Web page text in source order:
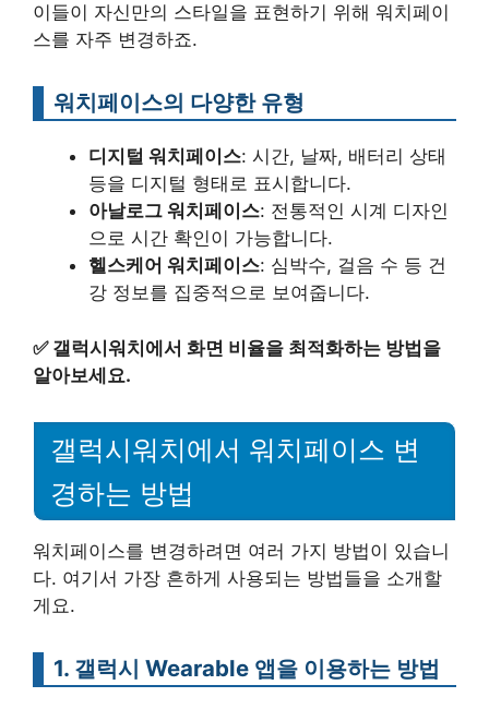
이들이 자신만의 스타일을 표현하기 위해 워치페이
스를 자주 변경하죠.
워치페이스의 다양한 유형
디지털 워치페이스: 시간, 날짜, 배터리 상태
등을 디지털 형태로 표시합니다.
아날로그 워치페이스: 전통적인 시계 디자인
으로 시간 확인이 가능합니다.
헬스케어 워치페이스: 심박수, 걸음 수 등 건
강 정보를 집중적으로 보여줍니다.
✅ 갤럭시워치에서 화면 비율을 최적화하는 방법을
알아보세요.
갤럭시워치에서 워치페이스 변
경하는 방법
워치페이스를 변경하려면 여러 가지 방법이 있습니
다. 여기서 가장 흔하게 사용되는 방법들을 소개할
게요.
1. 갤럭시 Wearable 앱을 이용하는 방법